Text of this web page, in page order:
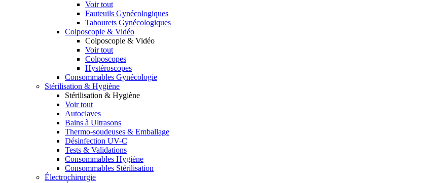
Voir tout
Fauteuils Gynécologiques
Tabourets Gynécologiques
Colposcopie & Vidéo
Colposcopie & Vidéo
Voir tout
Colposcopes
Hystéroscopes
Consommables Gynécologie
Stérilisation & Hygiène
Stérilisation & Hygiène
Voir tout
Autoclaves
Bains à Ultrasons
Thermo-soudeuses & Emballage
Désinfection UV-C
Tests & Validations
Consommables Hygiène
Consommables Stérilisation
Électrochirurgie